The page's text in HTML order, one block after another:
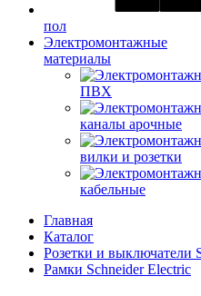
пол
Электромонтажные
материалы
ПВХ
каналы арочные
вилки и розетки
кабельные
Главная
Каталог
Розетки и выключатели
Рамки Schneider Electric